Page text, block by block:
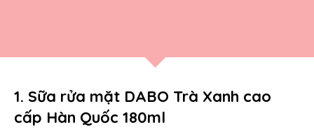
1. Sữa rửa mặt DABO Trà Xanh cao
cấp Hàn Quốc 180ml